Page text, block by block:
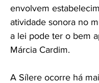
envolvem
atividade sonora no
a lei pode ter o bem
Márcia Cardim.
A Sílere ocorre há